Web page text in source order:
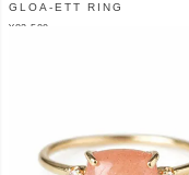
GLOA-ETT RING
¥82,500